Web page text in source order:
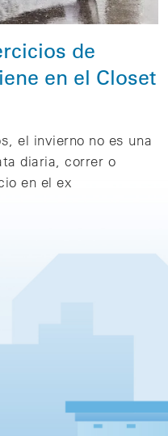
de
en el Closet
el invierno no es una
diaria, correr o
en el ex